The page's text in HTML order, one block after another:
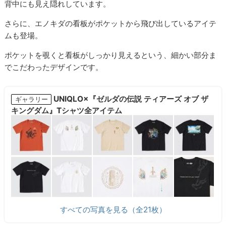
背中にも見え隠れしています。
さらに、エノキダの看板がポケットから飛び出しているアイテ
ムも登場。
ポケットを覗くと看板がしっかり見えるという、細かい部分ま
でこだわったデザインです。
ギャラリー
UNIQLO×『ゼルダの伝説 ティアーズ オブ ザ
キングダム』Tシャツ全アイテム
すべての写真を見る（全21枚）